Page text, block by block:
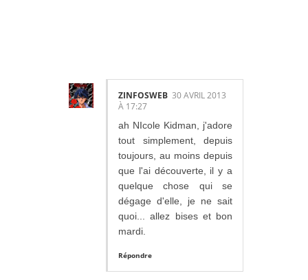
ZINFOSWEB 30 AVRIL 2013
À 17:27
ah NIcole Kidman, j'adore
tout simplement, depuis
toujours, au moins depuis
que l'ai découverte, il y a
quelque chose qui se
dégage d'elle, je ne sait
quoi... allez bises et bon
mardi.
Répondre